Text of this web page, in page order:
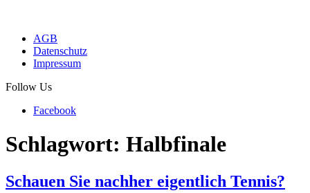
AGB
Datenschutz
Impressum
Follow Us
Facebook
Schlagwort: Halbfinale
Schauen Sie nachher eigentlich Tennis?